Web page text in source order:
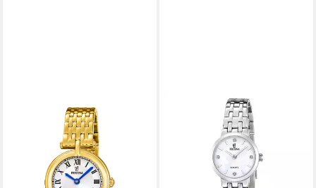
Quarzuhr Festina Quarz
Damen Mademoiselle
F20790/1
129,00 €
lieferbar in 3 Wochen